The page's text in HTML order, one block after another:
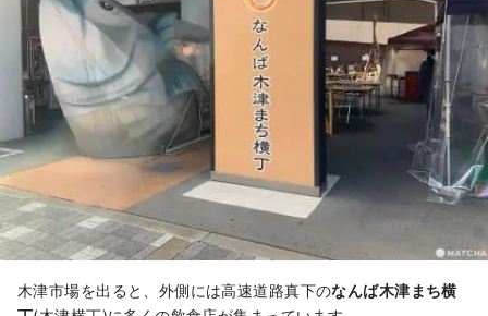
木津市場を出ると、外側には高速道路真下のなんば木津まち横